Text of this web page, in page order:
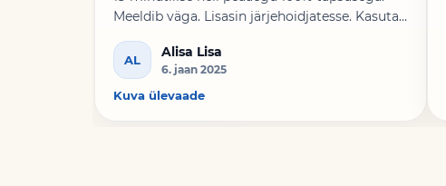
Meeldib väga. Lisasin järjehoidjatesse. Kasutan
AL
Alisa Lisa
6. jaan 2025
Kuva ülevaade